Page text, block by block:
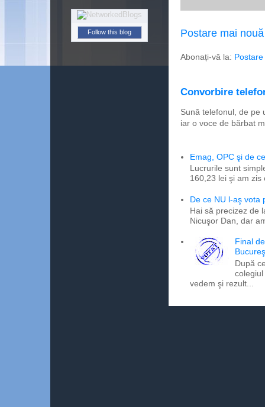
Postare mai nouă
Abonați-vă la:
Convorbire
Sună telefonul, de pe
iar o voce de bărbat
Emag, OPC şi de
Lucrurile sunt
160,23 lei şi am
De ce NU l-aş vota
Hai să precizez de
Nicuşor Dan, dar
Final
După
vedem şi rezult...